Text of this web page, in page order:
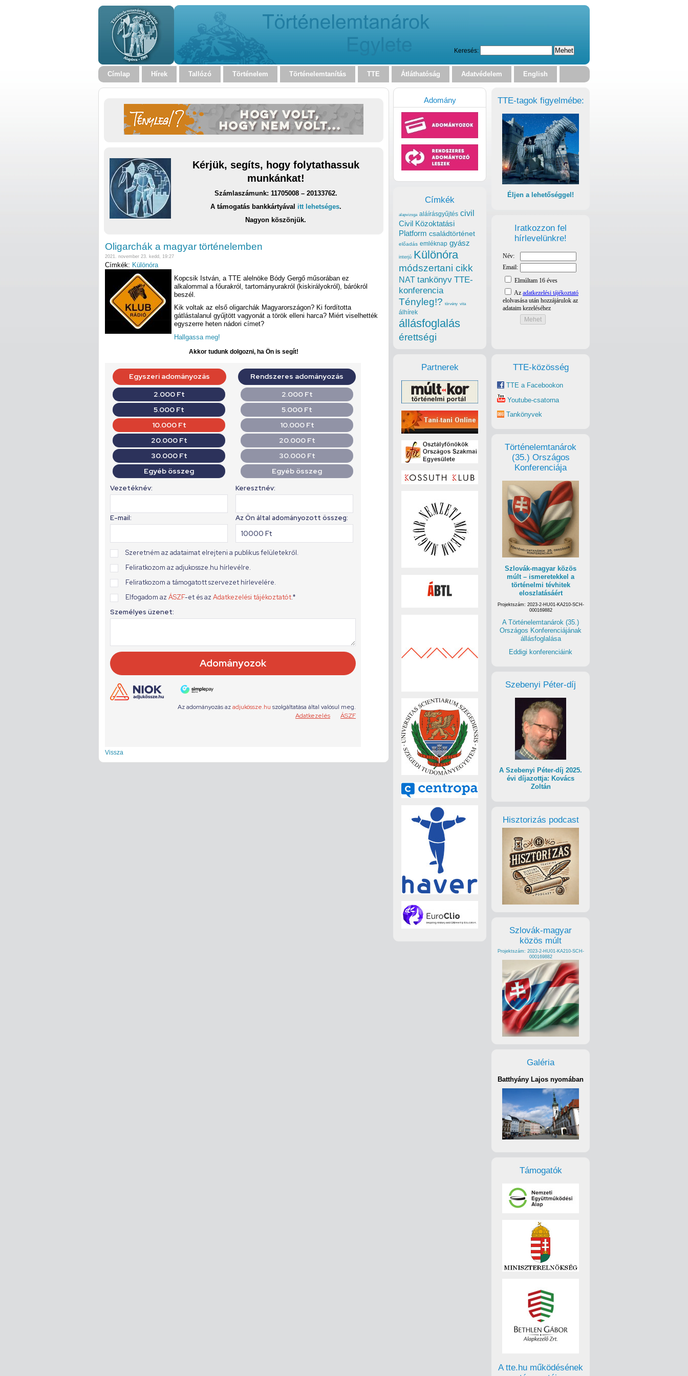
Keresés:
Címlap Hírek Tallózó Történelem Történelemtanítás TTE Átláthatóság Adatvédelem English
Kérjük, segíts, hogy folytathassuk
munkánkat!
Számlaszámunk: 11705008 – 20133762.
A támogatás bankkártyával itt lehetséges.
Nagyon köszönjük.
Oligarchák a magyar történelemben
2021. november 23. kedd, 19:27
Címkék: Különóra
Kopcsik István, a TTE alelnöke Bódy Gergő műsorában ez
alkalommal a főurakról, tartományurakról (kiskirályokról), bárókról
beszél.
Kik voltak az első oligarchák Magyarországon? Ki fordította
gátlástalanul gyűjtött vagyonát a török elleni harca? Miért viselhették
egyszerre heten nádori címet?
Hallgassa meg!
Akkor tudunk dolgozni, ha Ön is segít!
Vissza
TTE-tagok figyelmébe:
Éljen a lehetőséggel!
Iratkozzon fel
hírlevelünkre!
TTE-közösség
TTE a Facebookon
Youtube-csatorna
Tankönyvek
Történelemtanárok
(35.) Országos
Konferenciája
Szlovák-magyar közös
múlt – ismeretekkel a
történelmi tévhitek
eloszlatásáért
Projektszám: 2023-2-HU01-KA210-SCH-
000169882
A Történelemtanárok (35.)
Országos Konferenciájának
állásfoglalása
Eddigi konferenciáink
Szebenyi Péter-díj
A Szebenyi Péter-díj 2025.
évi díjazottja: Kovács
Zoltán
Hisztorizás podcast
Szlovák-magyar
közös múlt
Projektszám: 2023-2-HU01-KA210-SCH-
000169882
Galéria
Batthyány Lajos nyomában
Támogatók
A tte.hu működésének
Adomány
Címkék
alapvizsga aláírásgyűjtés civil
Civil Közoktatási
Platform családtörténet
előadás emléknap gyász
interjú Különóra
módszertani cikk
NAT tankönyv TTE-
konferencia
Tényleg!? törvény vita
álhírek
állásfoglalás
érettségi
Partnerek